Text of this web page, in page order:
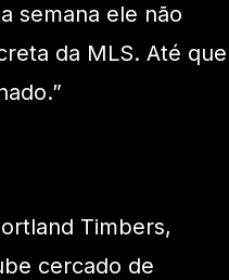
semana ele não
da MLS. Até que
Timbers,
cercado de